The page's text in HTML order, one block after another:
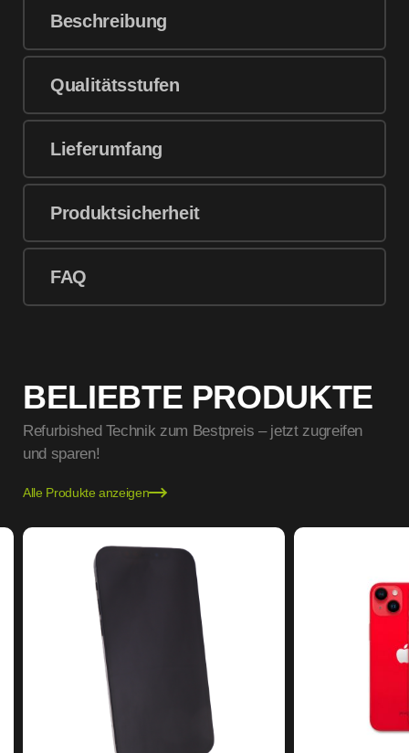
Beschreibung
Qualitätsstufen
Lieferumfang
Produktsicherheit
FAQ
BELIEBTE PRODUKTE
Refurbished Technik zum Bestpreis – jetzt zugreifen
und sparen!
Alle Produkte anzeigen